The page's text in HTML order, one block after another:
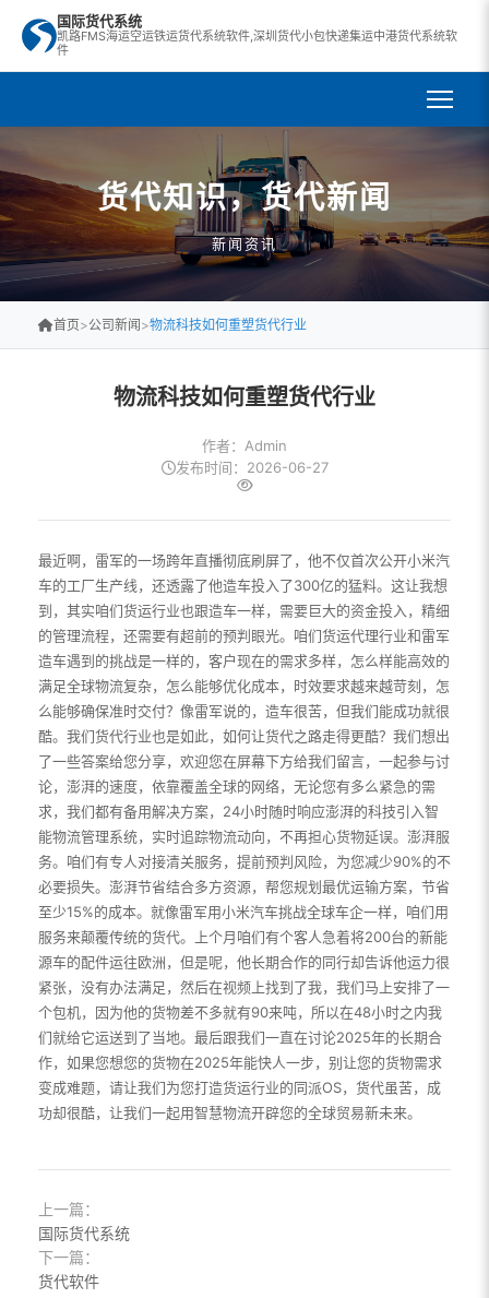
国际货代系统
凯路FMS海运空运铁运货代系统软件,深圳货代小包快递集运中港货代系统软
件
货代知识，货代新闻
新闻资讯
首页>公司新闻 >物流科技如何重塑货代行业
物流科技如何重塑货代行业
作者：Admin
发布时间：2026-06-27
最近啊，雷军的一场跨年直播彻底刷屏了，他不仅首次公开小米汽
车的工厂生产线，还透露了他造车投入了300亿的猛料。这让我想
到，其实咱们货运行业也跟造车一样，需要巨大的资金投入，精细
的管理流程，还需要有超前的预判眼光。咱们货运代理行业和雷军
造车遇到的挑战是一样的，客户现在的需求多样，怎么样能高效的
满足全球物流复杂，怎么能够优化成本，时效要求越来越苛刻，怎
么能够确保准时交付？像雷军说的，造车很苦，但我们能成功就很
酷。我们货代行业也是如此，如何让货代之路走得更酷？我们想出
了一些答案给您分享，欢迎您在屏幕下方给我们留言，一起参与讨
论，澎湃的速度，依靠覆盖全球的网络，无论您有多么紧急的需
求，我们都有备用解决方案，24小时随时响应澎湃的科技引入智
能物流管理系统，实时追踪物流动向，不再担心货物延误。澎湃服
务。咱们有专人对接清关服务，提前预判风险，为您减少90%的不
必要损失。澎湃节省结合多方资源，帮您规划最优运输方案，节省
至少15%的成本。就像雷军用小米汽车挑战全球车企一样，咱们用
服务来颠覆传统的货代。上个月咱们有个客人急着将200台的新能
源车的配件运往欧洲，但是呢，他长期合作的同行却告诉他运力很
紧张，没有办法满足，然后在视频上找到了我，我们马上安排了一
个包机，因为他的货物差不多就有90来吨，所以在48小时之内我
们就给它运送到了当地。最后跟我们一直在讨论2025年的长期合
作，如果您想您的货物在2025年能快人一步，别让您的货物需求
变成难题，请让我们为您打造货运行业的同派OS，货代虽苦，成
功却很酷，让我们一起用智慧物流开辟您的全球贸易新未来。
上一篇：
国际货代系统
下一篇：
货代软件